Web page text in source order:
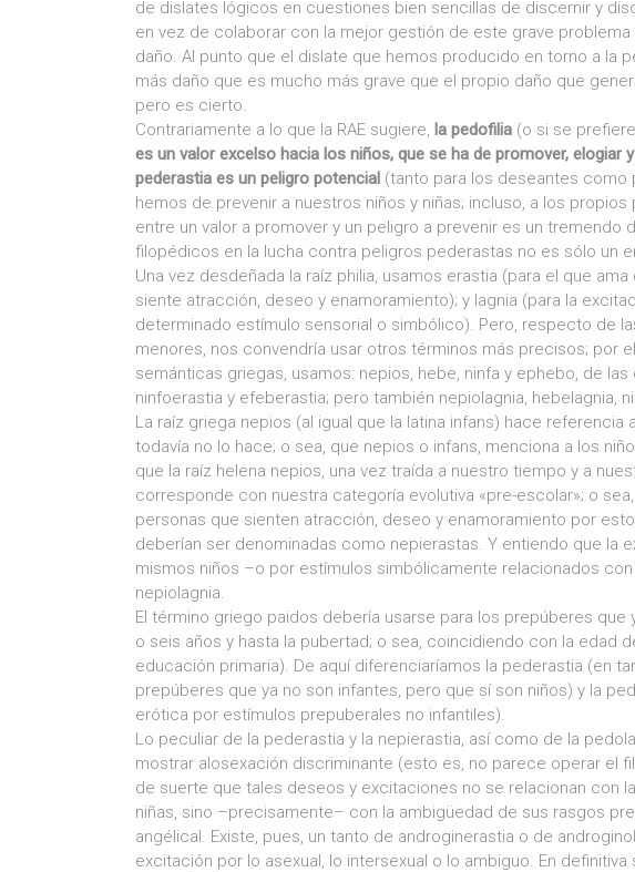
de dislates lógicos en cuestiones bien sencillas de discernir y
en vez de colaborar con la mejor gestión de este grave
daño. Al punto que el dislate que hemos producido en torno a la
más daño que es mucho más grave que el propio daño que
pero es cierto.
Contrariamente a lo que la RAE sugiere, la pedofilia (o si se
es un valor excelso hacia los niños, que se ha de promover, elogiar
pederastia es un peligro potencial (tanto para los deseantes como
hemos de prevenir a nuestros niños y niñas; incluso, a los
entre un valor a promover y un peligro a prevenir es un tremendo
filopédicos en la lucha contra peligros pederastas no es sólo un
Una vez desdeñada la raíz philia, usamos erastia (para el que
siente atracción, deseo y enamoramiento); y lagnia (para la
determinado estímulo sensorial o simbólico). Pero, respecto de
menores, nos convendría usar otros términos más precisos; por
semánticas griegas, usamos: nepios, hebe, ninfa y ephebo, de
ninfoerastia y efeberastia; pero también nepiolagnia, hebelagnia,
La raíz griega nepios (al igual que la latina infans) hace referencia
todavía no lo hace; o sea, que nepios o infans, menciona a los
que la raíz helena nepios, una vez traída a nuestro tiempo y a
corresponde con nuestra categoría evolutiva «pre-escolar»; o
personas que sienten atracción, deseo y enamoramiento por
deberían ser denominadas como nepierastas. Y entiendo que la
mismos niños –o por estímulos simbólicamente relacionados
nepiolagnia.
El término griego paidos debería usarse para los prepúberes
o seis años y hasta la pubertad; o sea, coincidiendo con la edad
educación primaria). De aquí diferenciaríamos la pederastia (en
prepúberes que ya no son infantes, pero que sí son niños) y la
erótica por estímulos prepuberales no infantiles).
Lo peculiar de la pederastia y la nepierastia, así como de la
mostrar alosexación discriminante (esto es, no parece operar el
de suerte que tales deseos y excitaciones no se relacionan con
niñas, sino –precisamente– con la ambigüedad de sus rasgos
angélical. Existe, pues, un tanto de androginerastia o de
excitación por lo asexual, lo intersexual o lo ambiguo. En definitiva